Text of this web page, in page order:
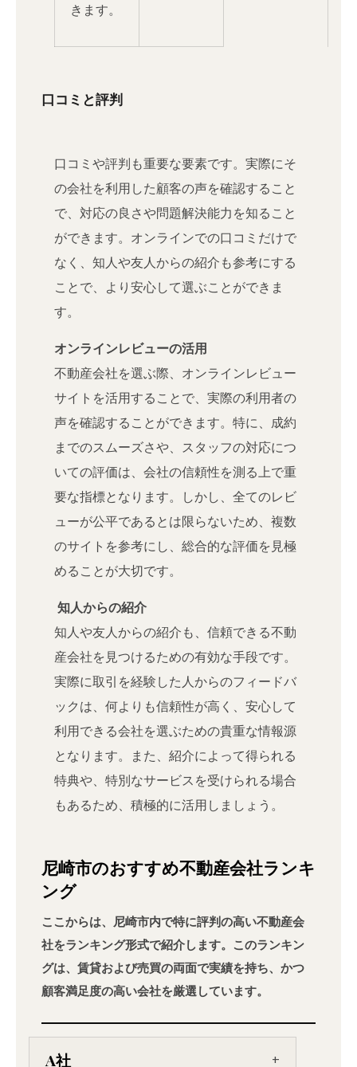
きます。
口コミと評判
口コミや評判も重要な要素です。実際にそ
の会社を利用した顧客の声を確認すること
で、対応の良さや問題解決能力を知ること
ができます。オンラインでの口コミだけで
なく、知人や友人からの紹介も参考にする
ことで、より安心して選ぶことができま
す。
オンラインレビューの活用
不動産会社を選ぶ際、オンラインレビュー
サイトを活用することで、実際の利用者の
声を確認することができます。特に、成約
までのスムーズさや、スタッフの対応につ
いての評価は、会社の信頼性を測る上で重
要な指標となります。しかし、全てのレビ
ューが公平であるとは限らないため、複数
のサイトを参考にし、総合的な評価を見極
めることが大切です。
知人からの紹介
知人や友人からの紹介も、信頼できる不動
産会社を見つけるための有効な手段です。
実際に取引を経験した人からのフィードバ
ックは、何よりも信頼性が高く、安心して
利用できる会社を選ぶための貴重な情報源
となります。また、紹介によって得られる
特典や、特別なサービスを受けられる場合
もあるため、積極的に活用しましょう。
尼崎市のおすすめ不動産会社ランキ
ング
ここからは、尼崎市内で特に評判の高い不動産会
社をランキング形式で紹介します。このランキン
グは、賃貸および売買の両面で実績を持ち、かつ
顧客満足度の高い会社を厳選しています。
A社